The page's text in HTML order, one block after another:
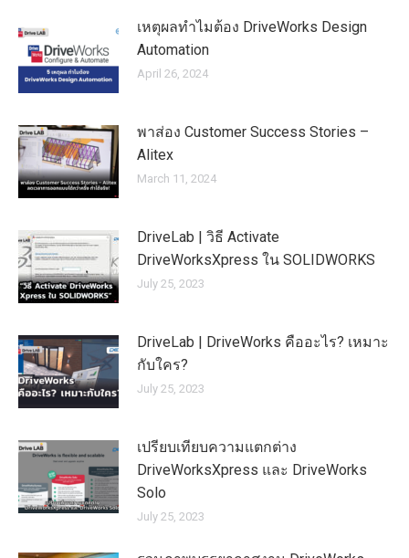
เหตุผลทำไมต้อง DriveWorks Design
Automation
April 26, 2024
พาส่อง Customer Success Stories –
Alitex
March 11, 2024
DriveLab | วิธี Activate
DriveWorksXpress ใน SOLIDWORKS
July 25, 2023
DriveLab | DriveWorks คืออะไร? เหมาะ
กับใคร?
July 25, 2023
เปรียบเทียบความแตกต่าง
DriveWorksXpress และ DriveWorks
Solo
July 25, 2023